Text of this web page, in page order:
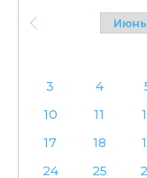
3
4
10
11
17
18
24
25